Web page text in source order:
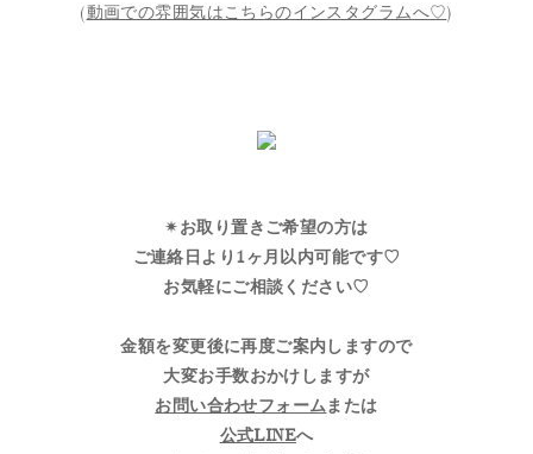
(動画での雰囲気はこちらのインスタグラムへ♡)
✴︎お取り置きご希望の方は
ご連絡日より1ヶ月以内可能です♡
お気軽にご相談ください♡
金額を変更後に再度ご案内しますので
大変お手数おかけしますが
お問い合わせフォームまたは
公式LINEへ